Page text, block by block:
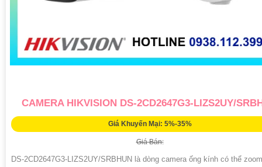
CAMERA HIKVISION DS-2CD2647G3-LIZS2UY/
Giá Khuyến Mại: 5%-35%
Giá Bán:
DS-2CD2647G3-LIZS2UY/SRBHUN là dòng camera ống kính có thể